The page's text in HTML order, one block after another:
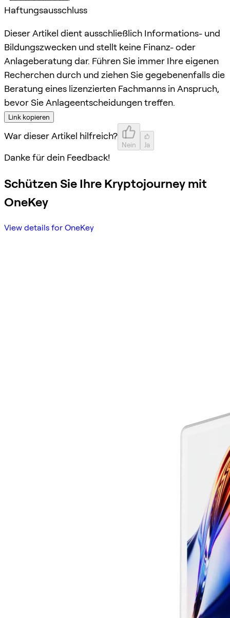
Haftungsausschluss
Dieser Artikel dient ausschließlich Informations- und
Bildungszwecken und stellt keine Finanz- oder
Anlageberatung dar. Führen Sie immer Ihre eigenen
Recherchen durch und ziehen Sie gegebenenfalls die
Beratung eines lizenzierten Fachmanns in Anspruch,
bevor Sie Anlageentscheidungen treffen.
Link kopieren
War dieser Artikel hilfreich?
Nein Ja
Danke für dein Feedback!
Schützen Sie Ihre Kryptojourney mit
OneKey
View details for OneKey